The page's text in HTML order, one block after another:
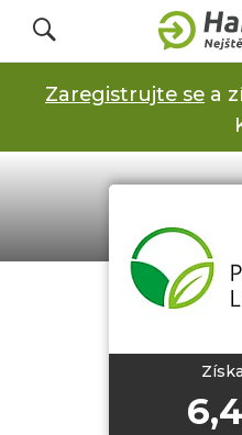
Obchody
Zaregistrujte se a